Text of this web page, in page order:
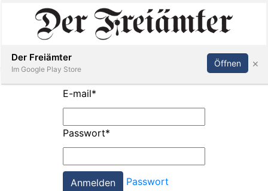
Inserieren Abonnieren Anmelden
E-mail*
Passwort*
Passwort
Der Freiämter
Im Google Play Store
Öffnen ×